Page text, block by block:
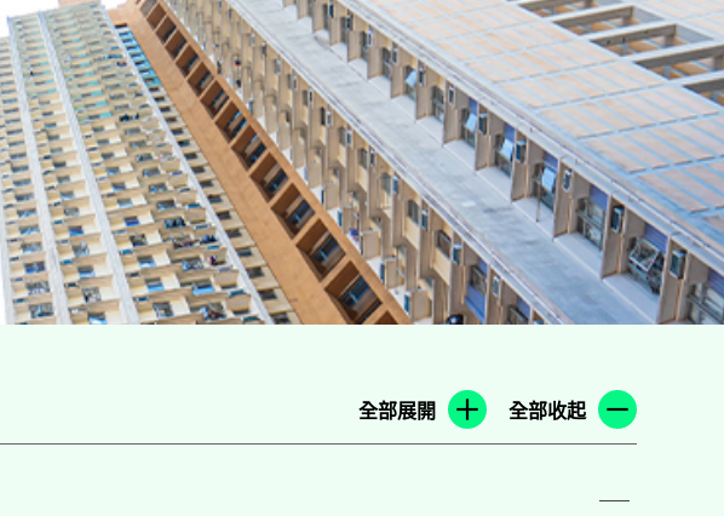
全部展開 全部收起